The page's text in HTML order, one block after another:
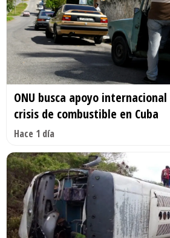
ONU busca apoyo
crisis de combustible en Cuba
Hace 1 día